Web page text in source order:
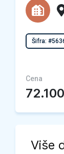
Šifra:
Cena
72.100
Više